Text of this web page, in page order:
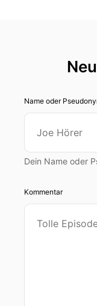
Name oder
Dein Name oder
Kommentar